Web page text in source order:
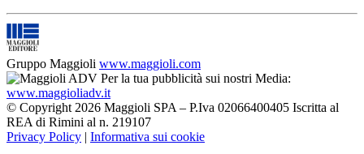
Gruppo Maggioli www.maggioli.com
Per la tua pubblicità sui nostri Media:
www.maggioliadv.it
© Copyright 2026 Maggioli SPA – P.Iva 02066400405 Iscritta al
REA di Rimini al n. 219107
Privacy Policy | Informativa sui cookie